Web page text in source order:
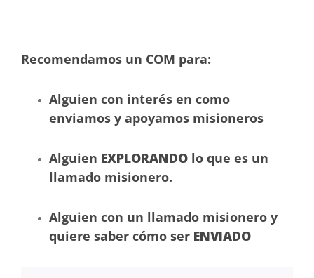
Recomendamos un COM para:
Alguien con interés en como
enviamos y apoyamos misioneros
Alguien EXPLORANDO lo que es un
llamado misionero.
Alguien con un llamado misionero y
quiere saber cómo ser ENVIADO